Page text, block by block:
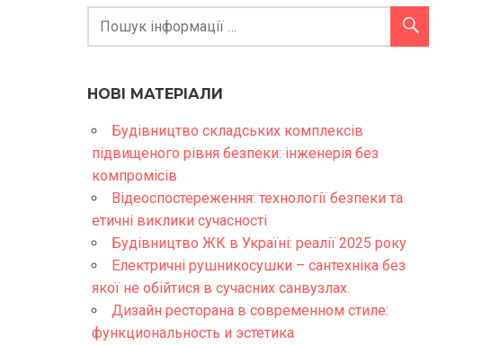
НОВІ МАТЕРІАЛИ
Будівництво складських комплексів
підвищеного рівня безпеки: інженерія без
компромісів
Відеоспостереження: технології безпеки та
етичні виклики сучасності
Будівництво ЖК в Україні: реалії 2025 року
Електричні рушникосушки – сантехніка без
якої не обійтися в сучасних санвузлах.
Дизайн ресторана в современном стиле:
функциональность и эстетика